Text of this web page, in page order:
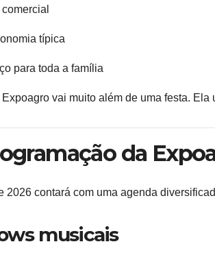
típica
para toda a família
Expoagro vai muito além de uma festa.
da
2026 contará com uma agenda
musicais